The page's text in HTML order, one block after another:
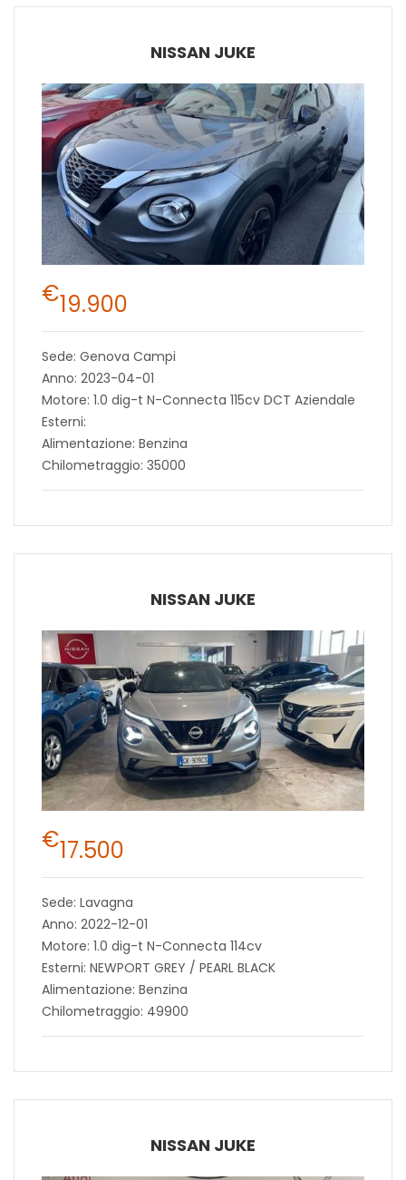
NISSAN JUKE
€19.900
Sede: Genova Campi
Anno: 2023-04-01
Motore: 1.0 dig-t N-Connecta 115cv DCT Aziendale
Esterni:
Alimentazione: Benzina
Chilometraggio: 35000
NISSAN JUKE
€17.500
Sede: Lavagna
Anno: 2022-12-01
Motore: 1.0 dig-t N-Connecta 114cv
Esterni: NEWPORT GREY / PEARL BLACK
Alimentazione: Benzina
Chilometraggio: 49900
NISSAN JUKE